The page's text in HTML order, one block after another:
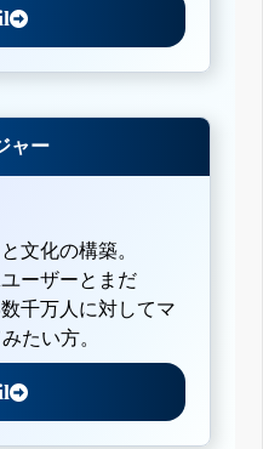
ャー
文化の構築。
ーザーとまだ
千万人に対してマ
たい方。